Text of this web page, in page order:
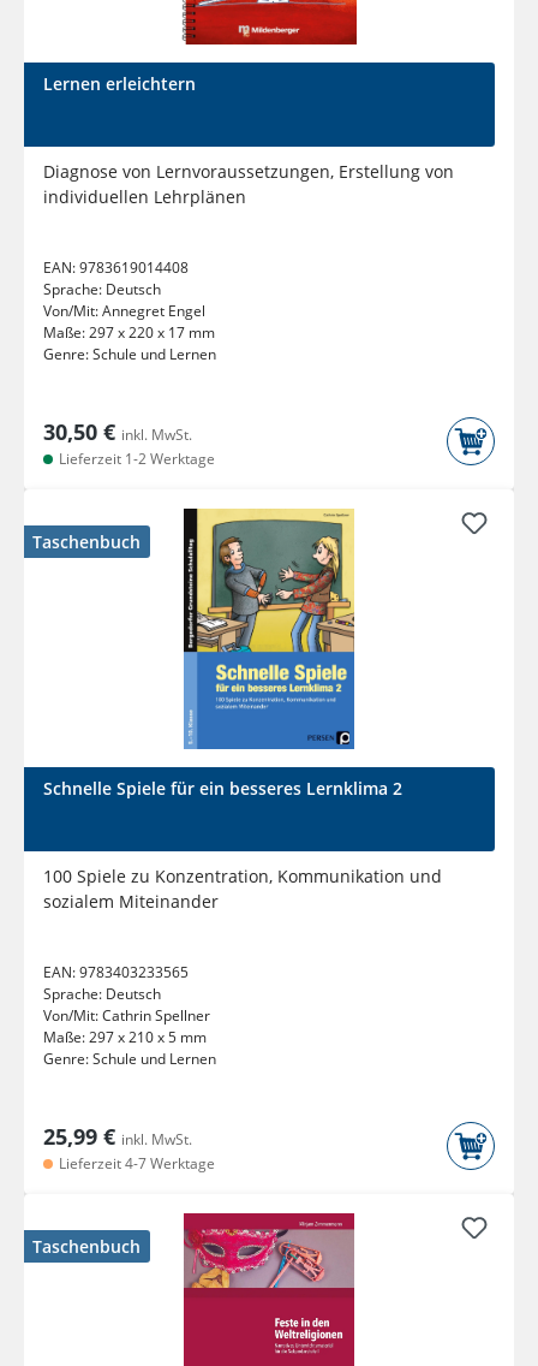
Lernen erleichtern
Diagnose von Lernvoraussetzungen, Erstellung von
individuellen Lehrplänen
EAN:9783619014408
Sprache: Deutsch
Von/Mit:Annegret Engel
Maße:297 x 220 x 17 mm
Genre:Schule und Lernen
30,50 € inkl. MwSt.
Lieferzeit 1-2 Werktage
Taschenbuch
Schnelle Spiele für ein besseres Lernklima 2
100 Spiele zu Konzentration, Kommunikation und
sozialem Miteinander
EAN:9783403233565
Sprache: Deutsch
Von/Mit:Cathrin Spellner
Maße:297 x 210 x 5 mm
Genre:Schule und Lernen
25,99 € inkl. MwSt.
Lieferzeit 4-7 Werktage
Taschenbuch